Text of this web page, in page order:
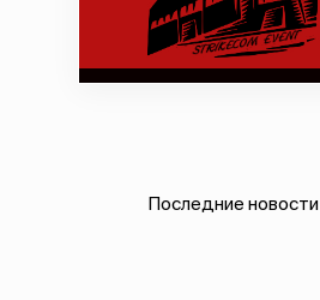
Последние новости